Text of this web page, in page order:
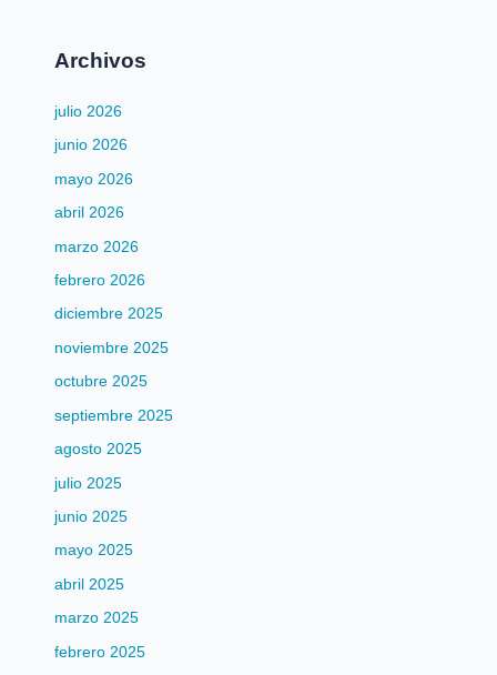
Archivos
julio 2026
junio 2026
mayo 2026
abril 2026
marzo 2026
febrero 2026
diciembre 2025
noviembre 2025
octubre 2025
septiembre 2025
agosto 2025
julio 2025
junio 2025
mayo 2025
abril 2025
marzo 2025
febrero 2025